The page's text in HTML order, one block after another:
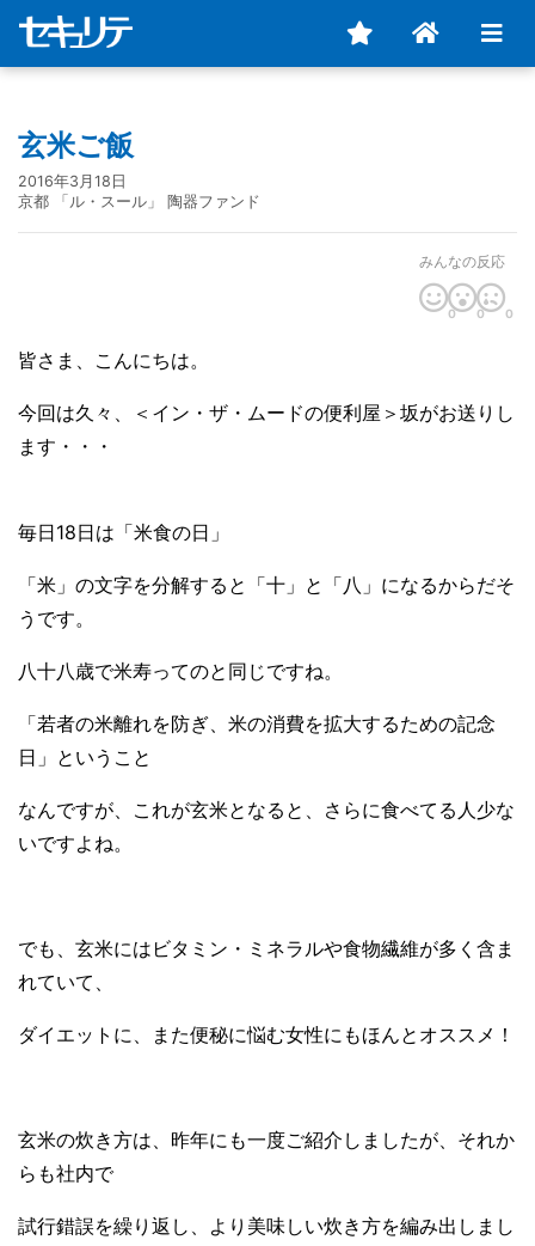
玄米ご飯
2016年3月18日
京都 「ル・スール」 陶器ファンド
みんなの反応
0 0 0
皆さま、こんにちは。
今回は久々、＜イン・ザ・ムードの便利屋＞坂がお送りし
ます・・・
毎日18日は「米食の日」
「米」の文字を分解すると「十」と「八」になるからだそ
うです。
八十八歳で米寿ってのと同じですね。
「若者の米離れを防ぎ、米の消費を拡大するための記念
日」ということ
なんですが、これが玄米となると、さらに食べてる人少な
いですよね。
でも、玄米にはビタミン・ミネラルや食物繊維が多く含ま
れていて、
ダイエットに、また便秘に悩む女性にもほんとオススメ！
玄米の炊き方は、昨年にも一度ご紹介しましたが、それか
らも社内で
試行錯誤を繰り返し、より美味しい炊き方を編み出しまし